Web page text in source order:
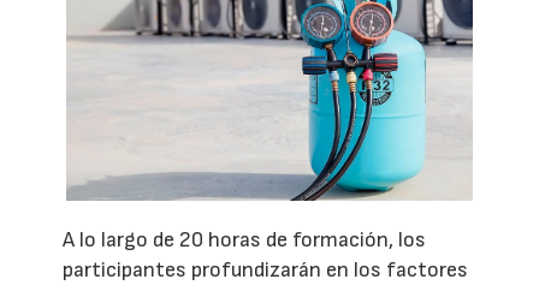
A lo largo de 20 horas de formación, los
participantes profundizarán en los factores